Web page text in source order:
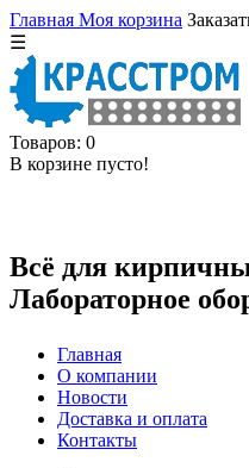
Главная Моя корзина
☰
Товаров: 0
В корзине пусто!
Всё для
Лабораторное
Главная
О компании
Новости
Доставка и оплата
Контакты